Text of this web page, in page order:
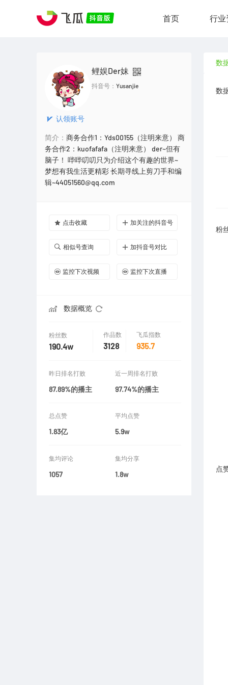
首页 行业
认领账号
鲤娱Der妹
抖音号： Yusanjie
简介： 商务合作1：Yds00155（注明来意） 商
务合作2：kuofafafa（注明来意） der~但有
脑子！ 哔哔叨叨只为介绍这个有趣的世界~
梦想有我生活更精彩 长期寻线上剪刀手和编
辑~44051560@qq.com
点击收藏 加关注的抖音号
相似号查询 加抖音号对比
监控下次视频 监控下次直播
数据概览
粉丝数
190.4w
作品数
3128
飞瓜指数
935.7
昨日排名打败
87.89%的播主
近一周排名打败
97.74%的播主
总点赞
1.83亿
平均点赞
5.9w
集均评论
1057
集均分享
1.8w
数
数
粉
点